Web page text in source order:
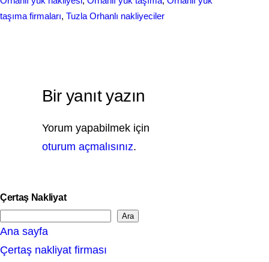
taşıma firmaları, Tuzla Orhanlı nakliyeciler
Bir yanıt yazın
Yorum yapabilmek için
oturum açmalısınız.
Çertaş Nakliyat
e
a
Ara
Ana sayfa
Çertaş nakliyat firması